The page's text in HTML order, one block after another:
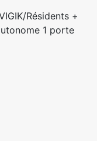
Résidents +
1 porte